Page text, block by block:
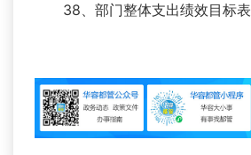
38、部门整体支出绩效目标表